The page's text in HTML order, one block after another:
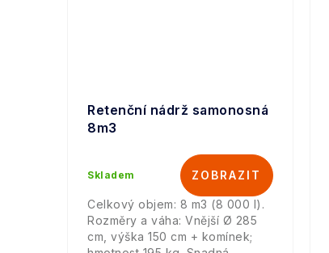
Retenční nádrž samonosná
8m3
Skladem
Celkový objem: 8 m3 (8 000 l).
Rozměry a váha: Vnější Ø 285
cm, výška 150 cm + komínek;